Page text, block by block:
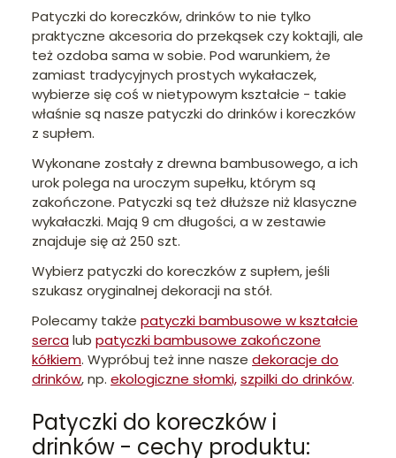
Patyczki do koreczków, drinków to nie tylko
praktyczne akcesoria do przekąsek czy koktajli, ale
też ozdoba sama w sobie. Pod warunkiem, że
zamiast tradycyjnych prostych wykałaczek,
wybierze się coś w nietypowym kształcie - takie
właśnie są nasze patyczki do drinków i koreczków
z supłem.
Wykonane zostały z drewna bambusowego, a ich
urok polega na uroczym supełku, którym są
zakończone. Patyczki są też dłuższe niż klasyczne
wykałaczki. Mają 9 cm długości, a w zestawie
znajduje się aż 250 szt.
Wybierz patyczki do koreczków z supłem, jeśli
szukasz oryginalnej dekoracji na stół.
Polecamy także patyczki bambusowe w kształcie
sercalub patyczki bambusowe zakończone
kółkiem. Wypróbuj też inne nasze dekoracje do
drinków, np. ekologiczne słomki,szpilki do drinków.
Patyczki do koreczków i
drinków - cechy produktu: